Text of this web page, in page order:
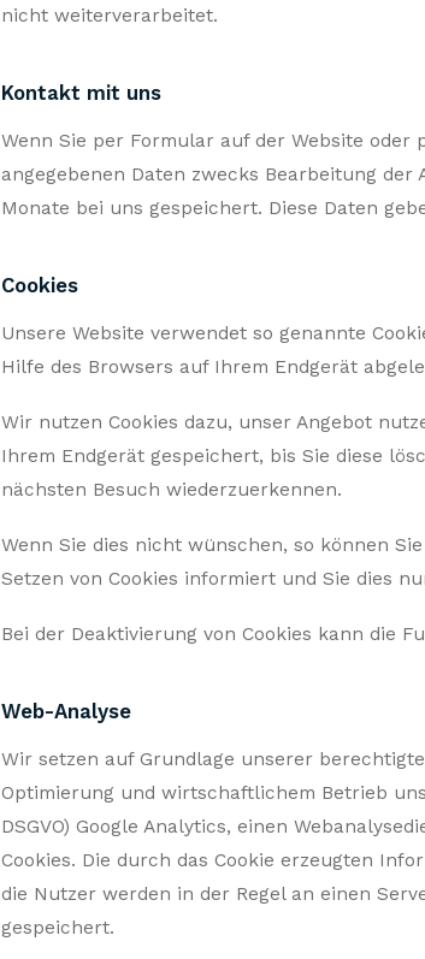
nicht weiterverarbeitet.
Kontakt mit uns
Wenn Sie per Formular auf der Website
angegebenen Daten zwecks Bearbeitung
Monate bei uns gespeichert. Diese Daten
Cookies
Unsere Website verwendet so genannte
Hilfe des Browsers auf Ihrem Endgerät
Wir nutzen Cookies dazu, unser Angebot
Ihrem Endgerät gespeichert, bis Sie diese
nächsten Besuch wiederzuerkennen.
Wenn Sie dies nicht wünschen, so können
Setzen von Cookies informiert und Sie dies
Bei der Deaktivierung von Cookies kann die
Web-Analyse
Wir setzen auf Grundlage unserer
Optimierung und wirtschaftlichem Betrieb
DSGVO) Google Analytics, einen
Cookies. Die durch das Cookie erzeugten
die Nutzer werden in der Regel an einen
gespeichert.